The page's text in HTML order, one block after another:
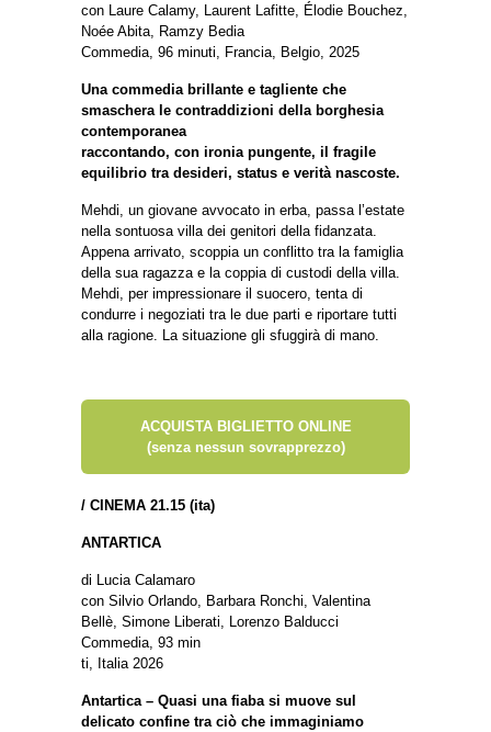
con Laure Calamy, Laurent Lafitte, Élodie Bouchez,
Noée Abita, Ramzy Bedia
Commedia, 96 minuti, Francia, Belgio, 2025
Una commedia brillante e tagliente che
smaschera le contraddizioni della borghesia
contemporanea
raccontando, con ironia pungente, il fragile
equilibrio tra desideri, status e verità nascoste.
Mehdi, un giovane avvocato in erba, passa l’estate
nella sontuosa villa dei genitori della fidanzata.
Appena arrivato, scoppia un conflitto tra la famiglia
della sua ragazza e la coppia di custodi della villa.
Mehdi, per impressionare il suocero, tenta di
condurre i negoziati tra le due parti e riportare tutti
alla ragione. La situazione gli sfuggirà di mano.
ACQUISTA BIGLIETTO ONLINE
(senza nessun sovrapprezzo)
/ CINEMA 21.15 (ita)
ANTARTICA
di Lucia Calamaro
con Silvio Orlando, Barbara Ronchi, Valentina
Bellè, Simone Liberati, Lorenzo Balducci
Commedia, 93 min
ti, Italia 2026
Antartica – Quasi una fiaba si muove sul
delicato confine tra ciò che immaginiamo